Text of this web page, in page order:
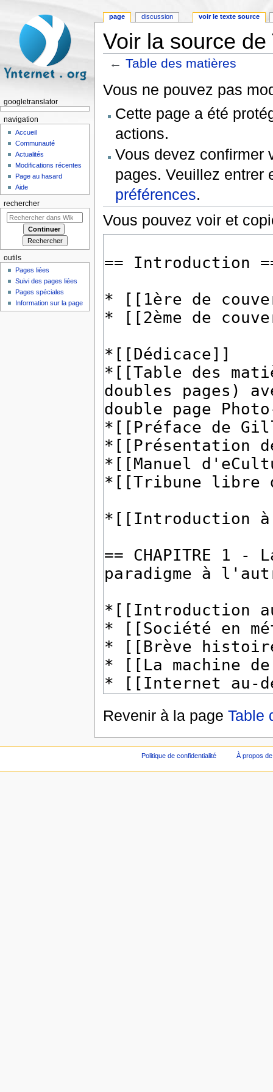
Voir la source
←Table des matières
Vous ne pouvez pas
Cette page a été
actions.
Vous devez confirmer
pages. Veuillez entrer
préférences.
Vous pouvez voir et
Revenir à la page Table
page discussion voir le texte source
googletranslator
navigation
Accueil
Communauté
Actualités
Modifications récentes
Page au hasard
Aide
rechercher
outils
Pages liées
Suivi des pages liées
Pages spéciales
Information sur la page
Politique de confidentialité À propos